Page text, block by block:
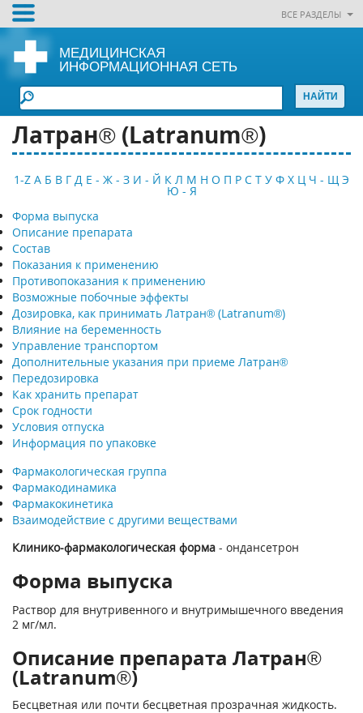
ВСЕ РАЗДЕЛЫ
МЕДИЦИНСКАЯ
ИНФОРМАЦИОННАЯ СЕТЬ
Латран® (Latranum®)
1-Z А Б В Г Д Е - Ж - З И - Й К Л М Н О П Р С Т У Ф Х Ц Ч - Щ Э
Ю - Я
Форма выпуска
Описание препарата
Состав
Показания к применению
Противопоказания к применению
Возможные побочные эффекты
Дозировка, как принимать Латран® (Latranum®)
Влияние на беременность
Управление транспортом
Дополнительные указания при приеме Латран®
Передозировка
Как хранить препарат
Срок годности
Условия отпуска
Информация по упаковке
Фармакологическая группа
Фармакодинамика
Фармакокинетика
Взаимодействие с другими веществами
Клинико-фармакологическая форма - ондансетрон
Форма выпуска
Раствор для внутривенного и внутримышечного введения
2 мг/мл.
Описание препарата Латран®
(Latranum®)
Бесцветная или почти бесцветная прозрачная жидкость.